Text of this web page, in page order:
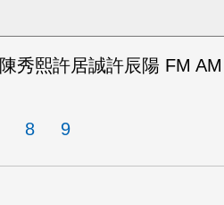
陳秀熙許居誠許辰陽 FM AM
8 9